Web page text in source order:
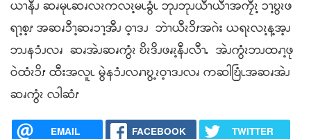
ယၫနီၪ ဆၧမုၬဆၧလၩကလၩ့မၬခွံၬ ဘုၪဘုၪယီၫယီၫအကၠီၩ့ ၥၫ့ဎွၩဖ
ရၫ့စ့ၭ အဆၧၥီၫ့ဆၧၥၫ့အီၪ ဝ့ၫဒၪ ဘဲၫယီၩၥိၭအဂဲး ယရၩလၩ့န့အ့ၪ
ဘၪနၥံၪလၧ ဆၧအဲၪဆၧကွံၩ ဎိၩဒိၪဖၧၩ့နီၪလီၫႉ အဲၪကွံၩဘၪထၧၫ့ဖု
ဝဲထံၩၥိၭ ထီးအလူၬ မွဲနၥံၪလၧၫဎွ့ၩဝ့ၫဒၪလၧ ကဆါဎြံၬအဆၧအဲၪ
ဆၧကွံၩ လါဆံၭ
EMAIL FACEBOOK TWITTER